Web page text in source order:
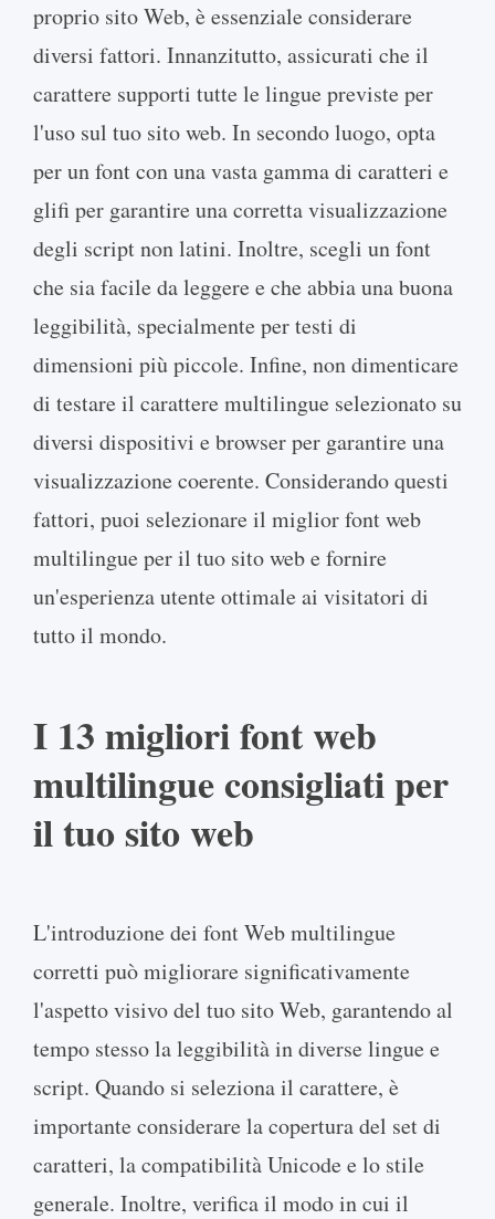
proprio sito Web, è essenziale considerare
diversi fattori. Innanzitutto, assicurati che il
carattere supporti tutte le lingue previste per
l'uso sul tuo sito web. In secondo luogo, opta
per un font con una vasta gamma di caratteri e
glifi per garantire una corretta visualizzazione
degli script non latini. Inoltre, scegli un font
che sia facile da leggere e che abbia una buona
leggibilità, specialmente per testi di
dimensioni più piccole. Infine, non dimenticare
di testare il carattere multilingue selezionato su
diversi dispositivi e browser per garantire una
visualizzazione coerente. Considerando questi
fattori, puoi selezionare il miglior font web
multilingue per il tuo sito web e fornire
un'esperienza utente ottimale ai visitatori di
tutto il mondo.
I 13 migliori font web
multilingue consigliati per
il tuo sito web
L'introduzione dei font Web multilingue
corretti può migliorare significativamente
l'aspetto visivo del tuo sito Web, garantendo al
tempo stesso la leggibilità in diverse lingue e
script. Quando si seleziona il carattere, è
importante considerare la copertura del set di
caratteri, la compatibilità Unicode e lo stile
generale. Inoltre, verifica il modo in cui il